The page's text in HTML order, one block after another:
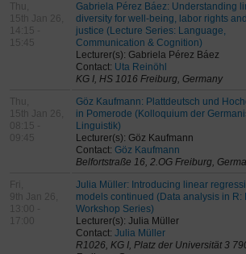
Thu,
15th Jan 26,
14:15 -
15:45
Gabriela Pérez Báez: Understanding
diversity for well-being, labor rights
justice (Lecture Series: Language,
Communication & Cognition)
Lecturer(s): Gabriela Pérez Báez
Contact: Uta Reinöhl
KG I, HS 1016 Freiburg, Germany
Thu,
15th Jan 26,
08:15 -
09:45
Göz Kaufmann: Plattdeutsch und
in Pomerode (Kolloquium der
Linguistik)
Lecturer(s): Göz Kaufmann
Contact: Göz Kaufmann
Belfortstraße 16, 2.OG Freiburg,
Fri,
9th Jan 26,
13:00 -
17:00
Julia Müller: Introducing linear
models continued (Data analysis in R:
Workshop Series)
Lecturer(s): Julia Müller
Contact: Julia Müller
R1026, KG I, Platz der Universität 3